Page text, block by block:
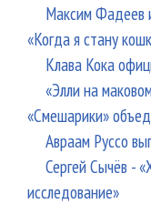
Максим Фадеев
«Когда я стану
Клава Кока
«Элли на
«Смешарики»
Авраам Руссо
Сергей Сычёв -
исследование»